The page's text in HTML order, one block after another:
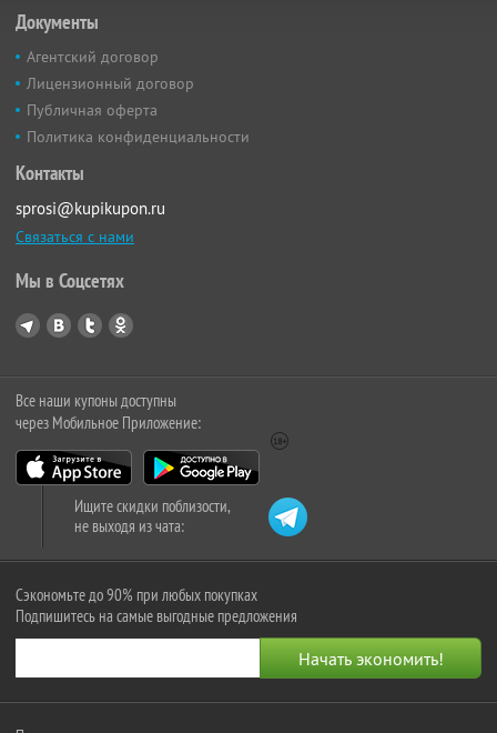
Документы
Агентский договор
Лицензионный договор
Публичная оферта
Политика конфиденциальности
Контакты
sprosi@kupikupon.ru
Связаться с нами
Мы в Соцсетях
Все наши купоны доступны
через Мобильное Приложение:
Ищите скидки поблизости,
не выходя из чата:
Сэкономьте до 90% при любых покупках
Подпишитесь на самые выгодные предложения